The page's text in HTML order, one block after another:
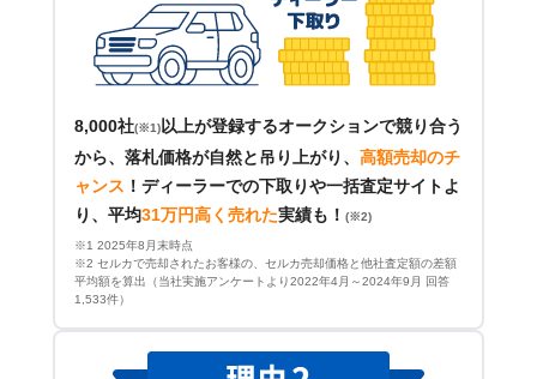
8,000社(※1) 以上が登録するオークションで競り合う
から、落札価格が自然と吊り上がり、 高額売却のチ
ャンス ！ ディーラーでの下取りや一括査定サイトよ
り、平均31万円高く売れた実績も！ (※2)
※1 2025年8月末時点
※2 セルカで売却されたお客様の、セルカ売却価格と他社査定額の差額
平均額を算出（当社実施アンケートより2022年4月～2024年9月 回答
1,533件）